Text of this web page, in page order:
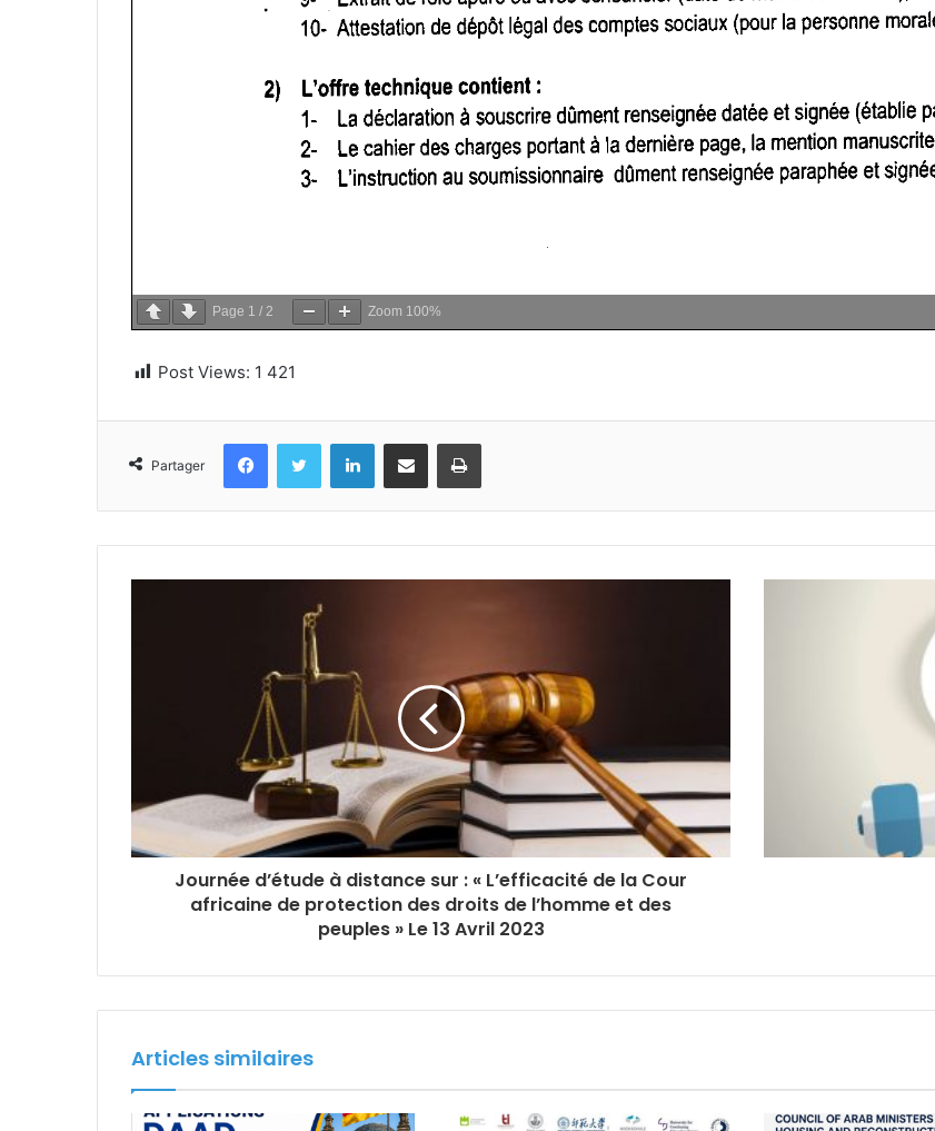
Page 1 / 2 Zoom 100%
Post Views: 1 421
Partager
FacebookTwitter LinkedinPartager par email Imprimer
Journée d’étude à distance sur : « L’efficacité de la Cour
africaine de protection des droits de l’homme et des
peuples » Le 13 Avril 2023
Articles similaires